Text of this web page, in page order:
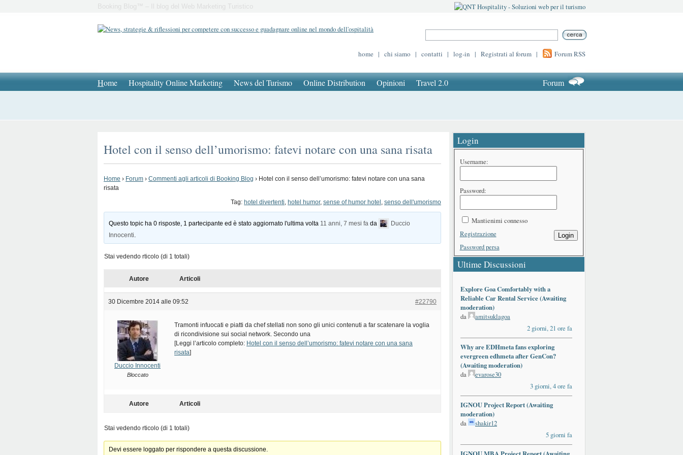
Booking Blog™ – Il blog del Web Marketing Turistico
home | chi siamo | contatti | log-in | Registrati al forum | Forum RSS
Home Hospitality Online Marketing News del Turismo Online Distribution Opinioni Travel 2.0 Forum
Hotel con il senso dell’umorismo: fatevi notare con una sana risata
Home › Forum › Commenti agli articoli di Booking Blog › Hotel con il senso dell’umorismo: fatevi notare con una sana
risata
Tag: hotel divertenti, hotel humor, sense of humor hotel , senso dell'umorismo
Questo topic ha 0 risposte, 1 partecipante ed è stato aggiornato l'ultima volta 11 anni, 7 mesi fa da
Duccio
Innocenti.
Stai vedendo rticolo (di 1 totali)
Autore Articoli
30 Dicembre 2014 alle 09:52 #22790
Duccio Innocenti
Bloccato
Tramonti infuocati e piatti da chef stellati non sono gli unici contenuti a far scatenare la voglia
di ricondivisione sui social network. Secondo una
[Leggi l’articolo completo: Hotel con il senso dell’umorismo: fatevi notare con una sana
risata]
Autore Articoli
Stai vedendo rticolo (di 1 totali)
Devi essere loggato per rispondere a questa discussione.
Login
Username:
Password:
Mantienimi connesso
Login
Registrazione
Password persa
Ultime Discussioni
Explore Goa Comfortably with a
Reliable Car Rental Service (Awaiting
moderation)
da
amitsuklagoa
2 giorni, 21 ore fa
Why are EDHmeta fans exploring
evergreen edhmeta after GenCon?
(Awaiting moderation)
da
evarose30
3 giorni, 4 ore fa
IGNOU Project Report (Awaiting
moderation)
da
shakir12
5 giorni fa